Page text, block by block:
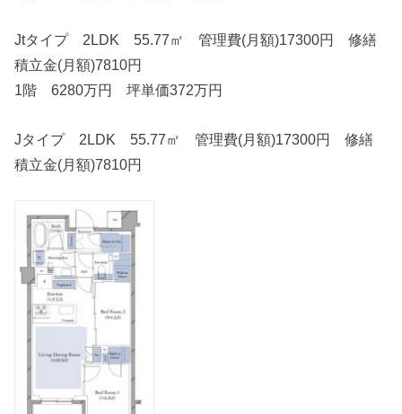
Jtタイプ 2LDK 55.77㎡ 管理費(月額)17300円 修繕
積立金(月額)7810円
1階 6280万円 坪単価372万円
Jタイプ 2LDK 55.77㎡ 管理費(月額)17300円 修繕
積立金(月額)7810円